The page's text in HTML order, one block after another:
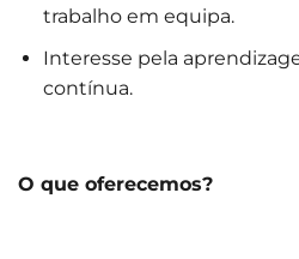
trabalho em equipa.
Interesse pela
contínua.
O que oferecemos?